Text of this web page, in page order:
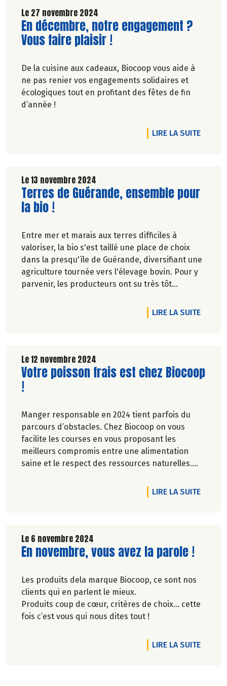
Découvrez celui de Décembre 2024 !
Le 27 novembre 2024
Lire la suite de l'article
En décembre, notre engagement ?
Vous faire plaisir !
De la cuisine aux cadeaux, Biocoop vous aide à
ne pas renier vos engagements solidaires et
écologiques tout en profitant des fêtes de fin
d’année !
LIRE LA SUITEDE
Le 13 novembre 2024
Lire la suite de l'article
Terres de Guérande, ensemble pour
la bio !
Entre mer et marais aux terres difficiles à
valoriser, la bio s'est taillé une place de choix
dans la presqu'île de Guérande, diversifiant une
agriculture tournée vers l'élevage bovin. Pour y
parvenir, les producteurs ont su très tôt
LIRE LA SUITEDE
Le 12 novembre 2024
Lire la suite de l'article
Votre poisson frais est chez Biocoop
!
Manger responsable en 2024 tient parfois du
parcours d’obstacles. Chez Biocoop on vous
facilite les courses en vous proposant les
meilleurs compromis entre une alimentation
saine et le respect des ressources naturelles.
LIRE LA SUITEDE
Le 6 novembre 2024
Lire la suite de l'article
En novembre, vous avez la parole !
Les produits dela marque Biocoop, ce sont nos
clients qui en parlent le mieux.
Produits coup de cœur, critères de choix… cette
fois c’est vous qui nous dites tout !
LIRE LA SUITEDE